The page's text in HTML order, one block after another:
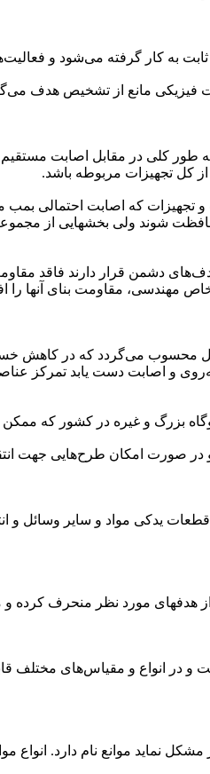
به کار گرفته می‌شود و
مانع از تشخیص هدف
کلی در مقابل اصابت مستقیم
کل تجهیزات مربوطه باشد.
تجهیزات که اصابت احتمالی
شوند ولی بخشهایی از
دشمن قرار دارند فاقد
مهندسی، مقاومت بنای آنها را
محسوب می‌گردد که در
و اصابت دست یابد تمرکز
بزرگ و غیره در کشور که
صورت امکان طرح‌هایی جهت
یدکی مواد و سایر وسائل و
از هدفهای مورد نظر منحرف
و در انواع و مقیاس‌های مختلف
نماید موانع نام دارد. انواع